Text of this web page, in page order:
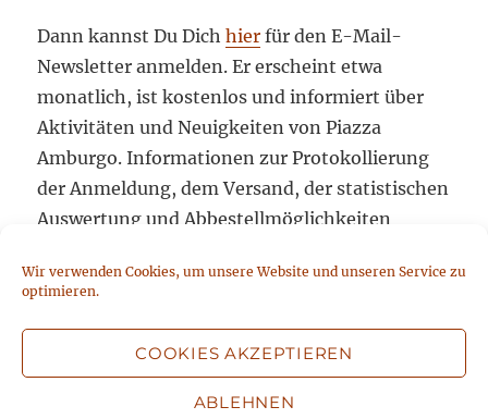
Wir verwenden Cookies, um unsere Website und unseren Service zu
optimieren.
COOKIES AKZEPTIEREN
ABLEHNEN
Dann kannst Du Dichhier für den E-Mail-
Newsletter anmelden. Er erscheint etwa
monatlich, ist kostenlos und informiert über
Aktivitäten und Neuigkeiten von Piazza
Amburgo. Informationen zur Protokollierung
der Anmeldung, dem Versand, der statistischen
Auswertung und Abbestellmöglichkeiten
Deiner Anmeldung stimmst Du diesen